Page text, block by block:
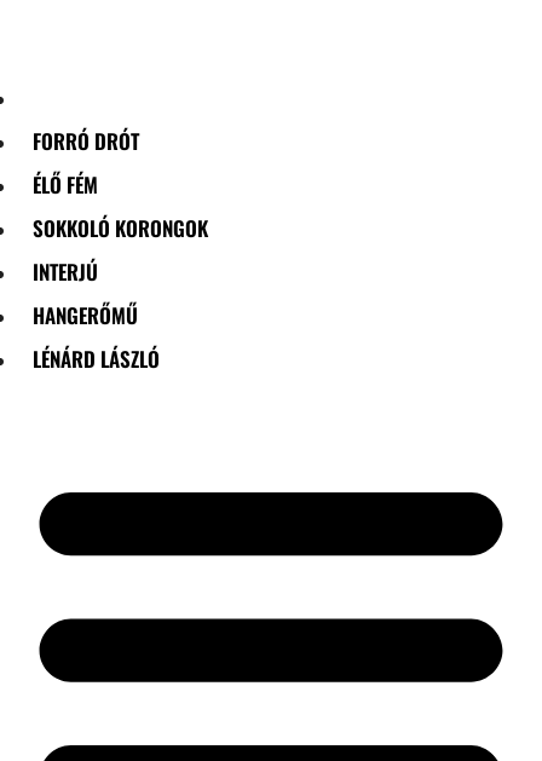
FORRÓ DRÓT
ÉLŐ FÉM
SOKKOLÓ KORONGOK
INTERJÚ
HANGERŐMŰ
LÉNÁRD LÁSZLÓ